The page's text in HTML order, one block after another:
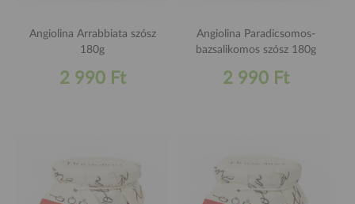
Angiolina Arrabbiata szósz
180g
2 990 Ft
Angiolina Paradicsomos-
bazsalikomos szósz 180g
2 990 Ft